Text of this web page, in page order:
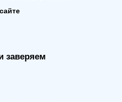
заверяем